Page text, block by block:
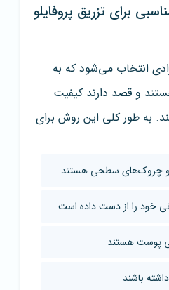
برای تزریق پروفایلو
انتخاب می‌شود که به
و قصد دارند کیفیت
به طور کلی این روش برای
و چروک‌های سطحی هستند
خود را از دست داده است
پوست هستند
باشند